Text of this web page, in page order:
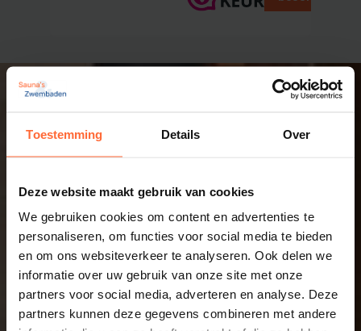
Toestemming Details Over
Deze website maakt gebruik van cookies
We gebruiken cookies om content en advertenties te
personaliseren, om functies voor social media te bieden
en om ons websiteverkeer te analyseren. Ook delen we
informatie over uw gebruik van onze site met onze
partners voor social media, adverteren en analyse. Deze
partners kunnen deze gegevens combineren met andere